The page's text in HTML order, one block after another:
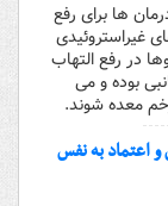
ها برای رفع
غیراستروئیدی
در رفع التهاب
بوده و می
معده شوند.
اعتماد به نفس